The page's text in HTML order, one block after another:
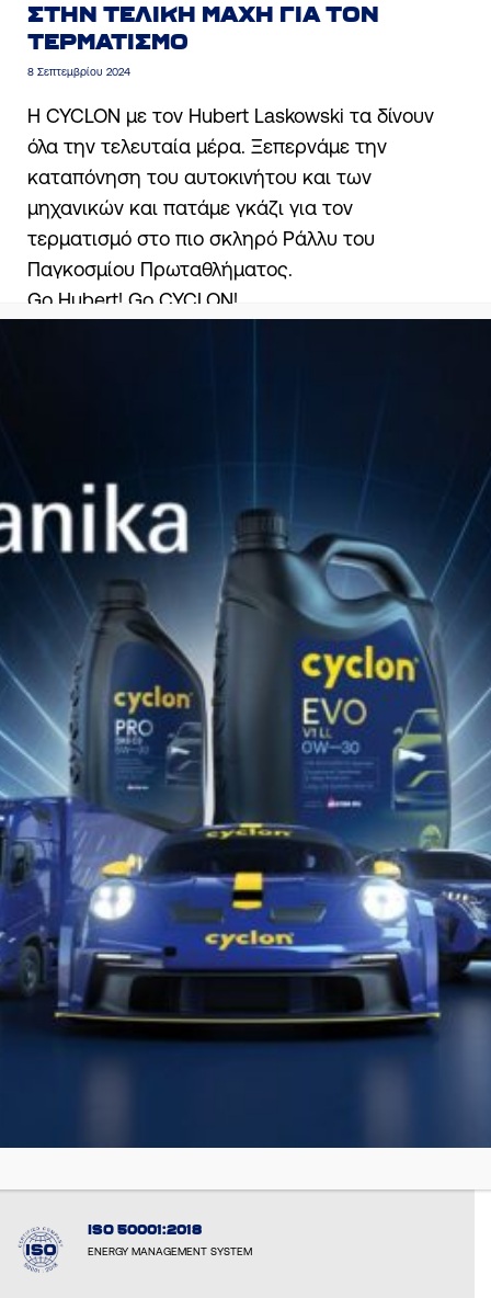
ΣΤΗΝ ΤΕΛΙΚΉ ΜΆΧΗ ΓΙΑ ΤΟΝ
ΤΕΡΜΑΤΙΣΜΌ
8 Σεπτεμβρίου 2024
Η CYCLON με τον Hubert Laskowski τα δίνουν
όλα την τελευταία μέρα. Ξεπερνάμε την
καταπόνηση του αυτοκινήτου και των
μηχανικών και πατάμε γκάζι για τον
τερματισμό στο πιο σκληρό Ράλλυ του
Παγκοσμίου Πρωταθλήματος.
Go Hubert! Go CYCLON!
Βρείτε το κατάλληλο λιπαντικό Cyclon
για το όχημα ή τον εξοπλισμό σας!!
ΑΝΑΚΑΛΎΨΤΕ ΤΗ CYCLON
ΣΤΑSOCIAL MEDIA
EMAS: EL000051
ISO 50001:2018
ENERGY MANAGEMENT SYSTEM